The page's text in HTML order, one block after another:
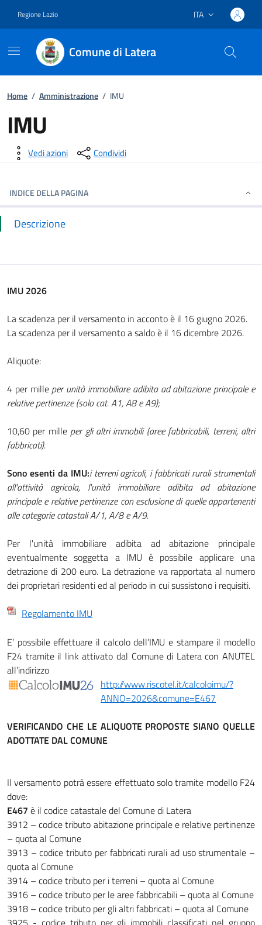
Regione Lazio Lingua attiva:
ITA
Comune di Latera
Home / Amministrazione / IMU
IMU
Dettagli della notizia
Vedi azioni Condividi
INDICE DELLA PAGINA
Descrizione
IMU 2026
La scadenza per il versamento in acconto è il 16 giugno 2026.
La scadenza per il versamento a saldo è il 16 dicembre 2026.
Aliquote:
4 per mille per unità immobiliare adibita ad abitazione principale e
relative pertinenze (solo cat. A1, A8 e A9);
10,60 per mille per gli altri immobili (aree fabbricabili, terreni, altri
fabbricati).
Sono esenti da IMU:i terreni agricoli, i fabbricati rurali strumentali
all'attività agricola, l'unità immobiliare adibita ad abitazione
principale e relative pertinenze con esclusione di quelle appartenenti
alle categorie catastali A/1, A/8 e A/9.
Per l'unità immobiliare adibita ad abitazione principale
eventualmente soggetta a IMU è possibile applicare una
detrazione di 200 euro. La detrazione va rapportata al numero
dei proprietari residenti ed al periodo in cui sussistono i requisiti.
Regolamento IMU
E’ possibile effettuare il calcolo dell’IMU e stampare il modello
F24 tramite il link attivato dal Comune di Latera con ANUTEL
all’indirizzo
http://www.riscotel.it/calcoloimu/?
ANNO=2026&comune=E467
VERIFICANDO CHE LE ALIQUOTE PROPOSTE SIANO QUELLE
ADOTTATE DAL COMUNE
Il versamento potrà essere effettuato solo tramite modello F24
dove:
E467 è il codice catastale del Comune di Latera
3912 – codice tributo abitazione principale e relative pertinenze
– quota al Comune
3913 – codice tributo per fabbricati rurali ad uso strumentale –
quota al Comune
3914 – codice tributo per i terreni – quota al Comune
3916 – codice tributo per le aree fabbricabili – quota al Comune
3918 – codice tributo per gli altri fabbricati – quota al Comune